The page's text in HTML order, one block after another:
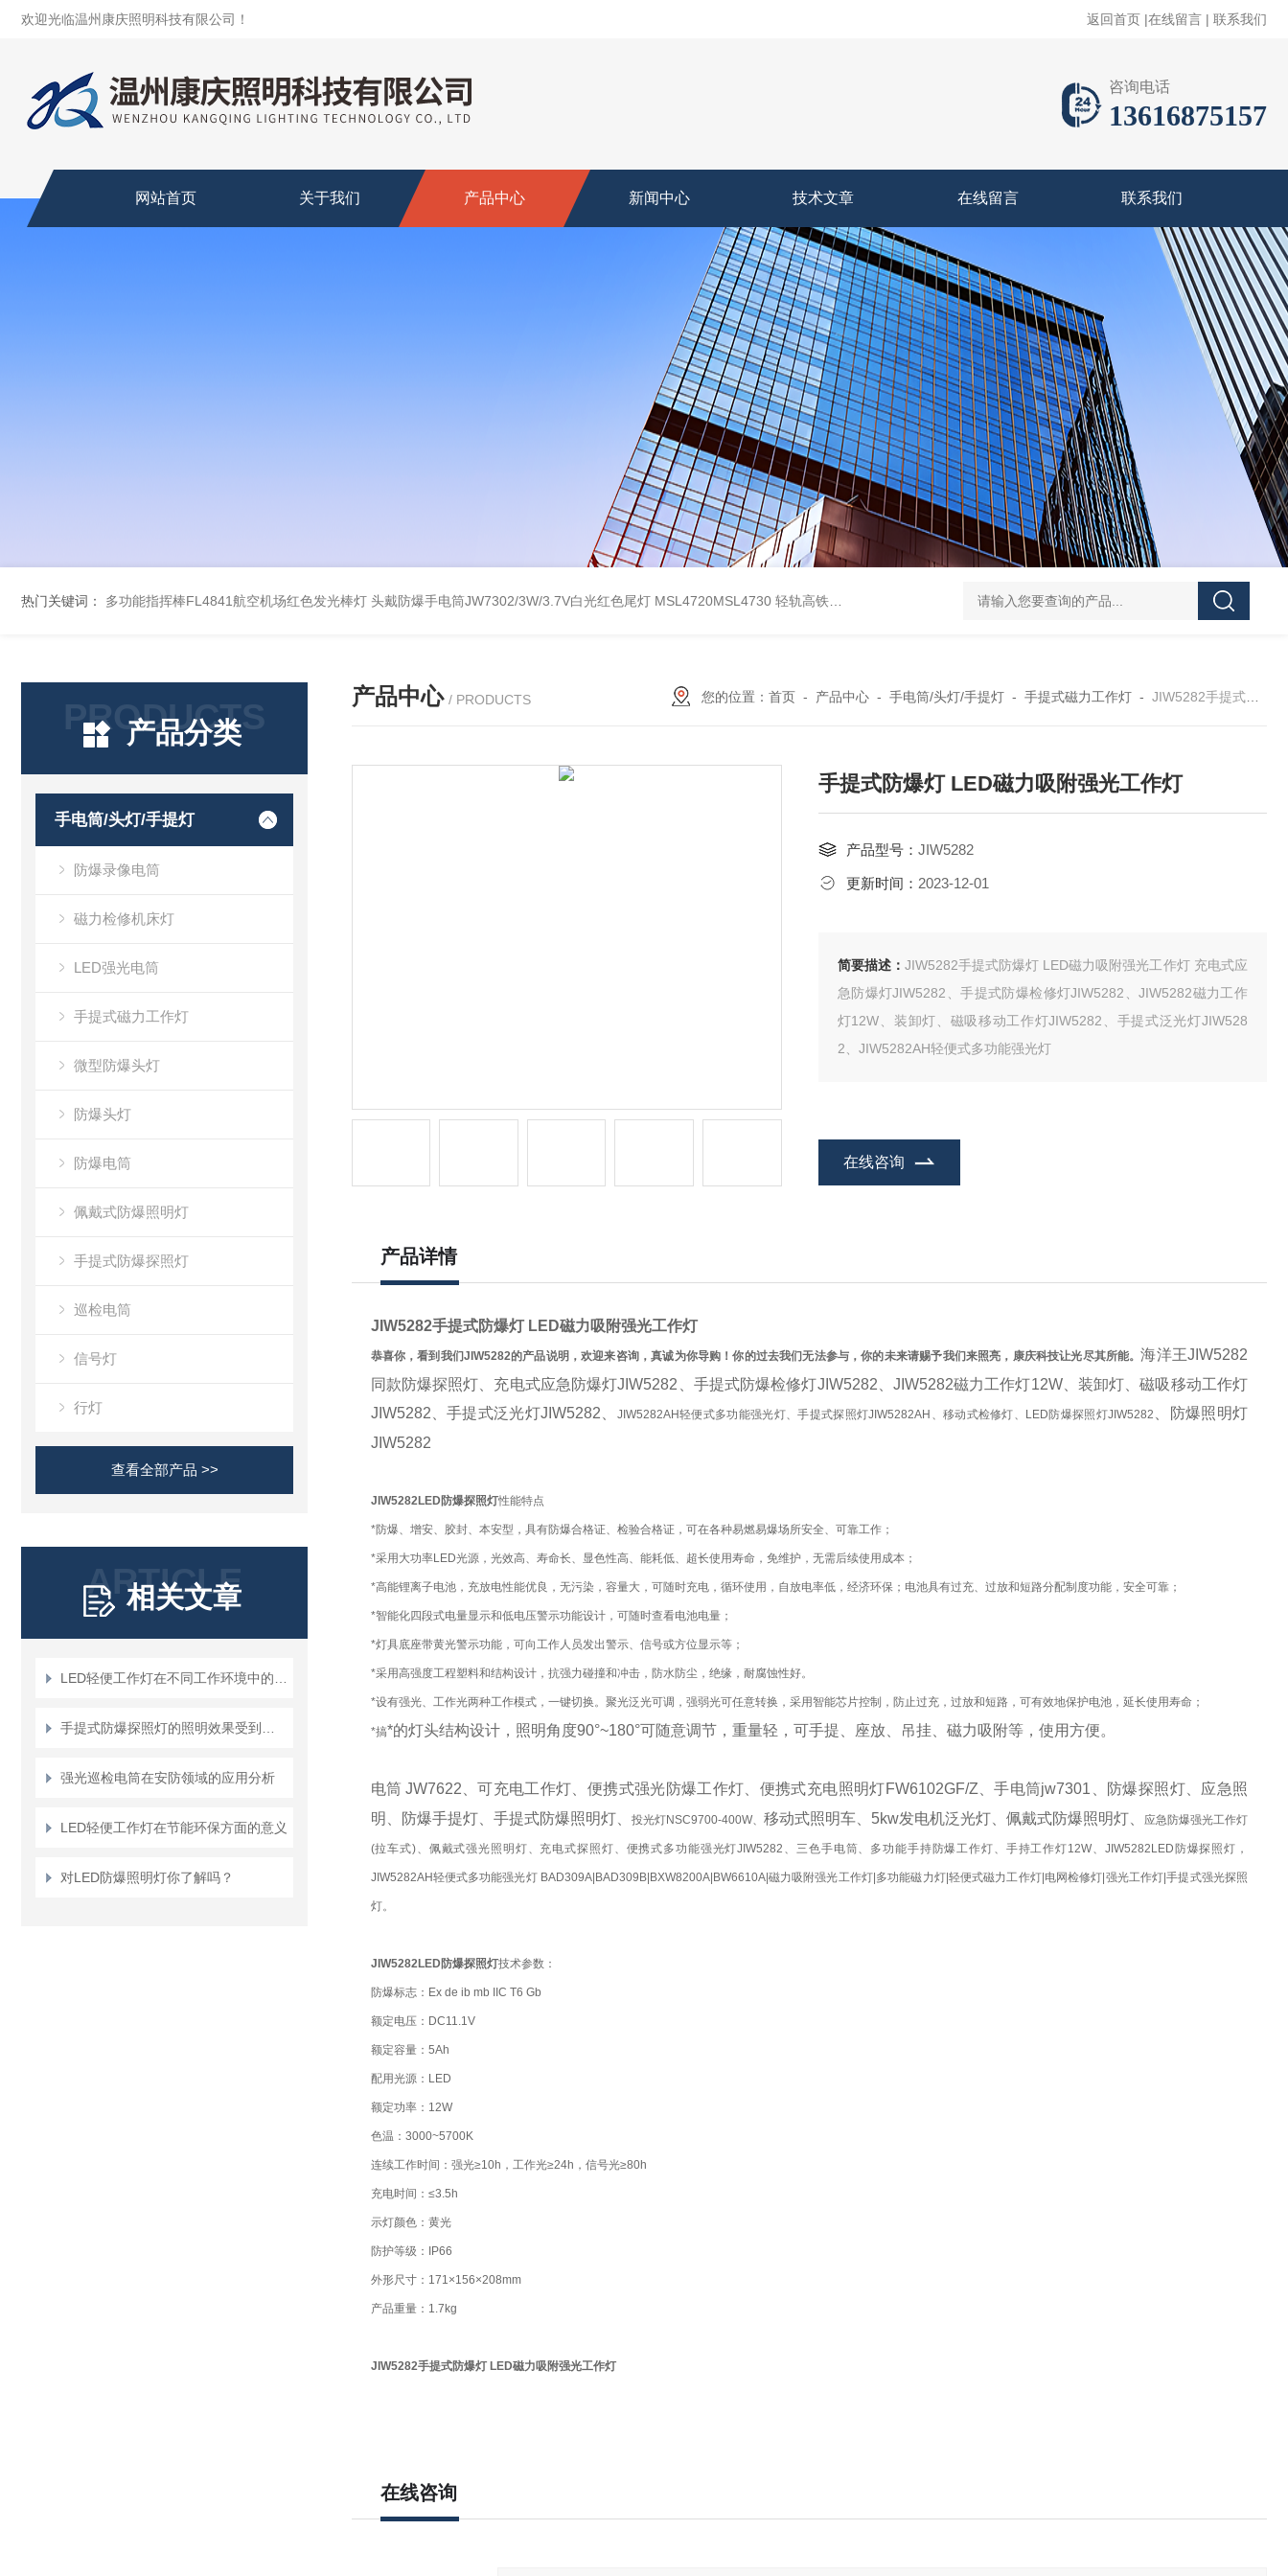
欢迎光临温州康庆照明科技有限公司！ 返回首页 |在线留言 | 联系我们
咨询电话
13616875157
网站首页 关于我们 产品中心 新闻中心 技术文章 在线留言 联系我们
热门关键词： 多功能指挥棒FL4841航空机场红色发光棒灯 头戴防爆手电筒JW7302/3W/3.7V白光红色尾灯 MSL4720MSL4730 轻轨高铁红黄绿白三色指示手电筒 便携式探照灯FW6116、移动式应急灯现货
PRODUCTS
产品分类
手电筒/头灯/手提灯
防爆录像电筒
磁力检修机床灯
LED强光电筒
手提式磁力工作灯
微型防爆头灯
防爆头灯
防爆电筒
佩戴式防爆照明灯
手提式防爆探照灯
巡检电筒
信号灯
行灯
查看全部产品 >>
ARTICLE
相关文章
强光巡检电筒在安防领域的应用分析
LED轻便工作灯在节能环保方面的意义
对LED防爆照明灯你了解吗？
产品中心 / PRODUCTS 您的位置： 首页- 产品中心- 手电筒/头灯/手提灯- 手提式磁力工作灯- JIW5282手提式防爆灯 LED磁力吸附强光工作灯
手提式防爆灯 LED磁力吸附强光工作灯
产品型号： JIW5282
更新时间： 2023-12-01
简要描述： JIW5282手提式防爆灯 LED磁力吸附强光工作灯 充电式应
急防爆灯JIW5282、手提式防爆检修灯JIW5282、JIW5282磁力工作
灯12W、装卸灯、磁吸移动工作灯JIW5282、手提式泛光灯JIW528
2、JIW5282AH轻便式多功能强光灯
在线咨询
产品详情
JIW5282手提式防爆灯LED磁力吸附强光工作灯
恭喜你，看到我们JIW5282的产品说明，欢迎来咨询，真诚为你导购！你的过去我们无法参与，你的未来请赐予我们来照亮，康庆科技让光尽其所能。海洋王JIW5282
同款防爆探照灯、充电式应急防爆灯JIW5282、手提式防爆检修灯JIW5282、JIW5282磁力工作灯12W、装卸灯、磁吸移动工作灯
JIW5282、手提式泛光灯JIW5282、
JIW5282AH轻便式多功能强光灯、手提式探照灯JIW5282AH、移动式检修灯、LED防爆探照灯JIW5282
、防爆照明灯
JIW5282
JIW5282LED防爆探照灯性能特点
*防爆、增安、胶封、本安型，具有防爆合格证、检验合格证，可在各种易燃易爆场所安全、可靠工作；
*采用大功率LED光源，光效高、寿命长、显色性高、能耗低、超长使用寿命，免维护，无需后续使用成本；
*高能锂离子电池，充放电性能优良，无污染，容量大，可随时充电，循环使用，自放电率低，经济环保；电池具有过充、过放和短路分配制度功能，安全可靠；
*智能化四段式电量显示和低电压警示功能设计，可随时查看电池电量；
*灯具底座带黄光警示功能，可向工作人员发出警示、信号或方位显示等；
*采用高强度工程塑料和结构设计，抗强力碰撞和冲击，防水防尘，绝缘，耐腐蚀性好。
*设有强光、工作光两种工作模式，一键切换。聚光泛光可调，强弱光可任意转换，采用智能芯片控制，防止过充，过放和短路，可有效地保护电池，延长使用寿命；
*搞*的灯头结构设计，照明角度90°~180°可随意调节，重量轻，可手提、座放、吊挂、磁力吸附等，使用方便。
电筒 JW7622、可充电工作灯、便携式强光防爆工作灯、便携式充电照明灯FW6102GF/Z、手电筒jw7301、防爆探照灯、应急照
明、防爆手提灯、手提式防爆照明灯、
投光灯NSC9700-400W、 移动式照明车、 5kw发电机泛光灯、佩戴式防爆照明灯、 应急防爆强光工作灯
(拉车式)、佩戴式强光照明灯、充电式探照灯、便携式多功能强光灯JIW5282、三色手电筒、多功能手持防爆工作灯、手持工作灯12W、JIW5282LED防爆探照灯，
JIW5282AH轻便式多功能强光灯 BAD309A|BAD309B|BXW8200A|BW6610A|磁力吸附强光工作灯|多功能磁力灯|轻便式磁力工作灯|电网检修灯|强光工作灯|手提式强光探照
灯。
JIW5282LED防爆探照灯技术参数：
防爆标志：Ex de ib mb IIC T6 Gb
额定电压：DC11.1V
额定容量：5Ah
配用光源：LED
额定功率：12W
色温：3000~5700K
连续工作时间：强光≥10h，工作光≥24h，信号光≥80h
充电时间：≤3.5h
示灯颜色：黄光
防护等级：IP66
外形尺寸：171×156×208mm
产品重量：1.7kg
JIW5282手提式防爆灯LED磁力吸附强光工作灯
在线咨询